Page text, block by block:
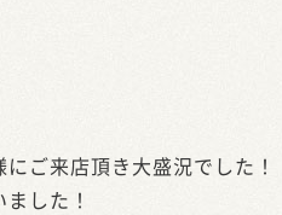
ご来店頂き大盛況でした！
した！